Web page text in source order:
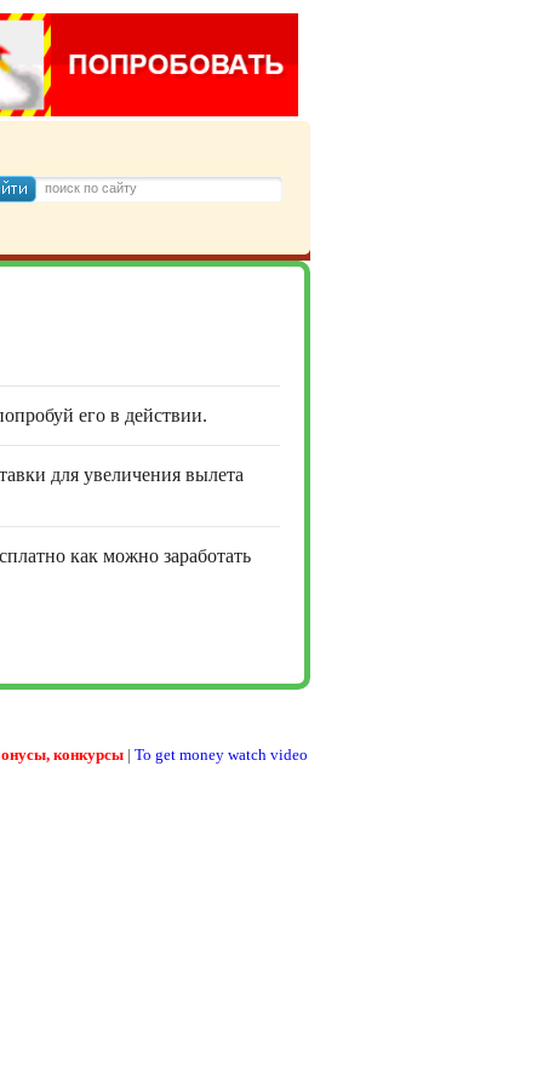
его в действии.
для увеличения вылета
как можно заработать
конкурсы | To get money watch video